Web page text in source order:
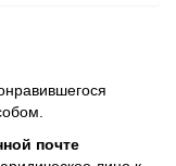
почте